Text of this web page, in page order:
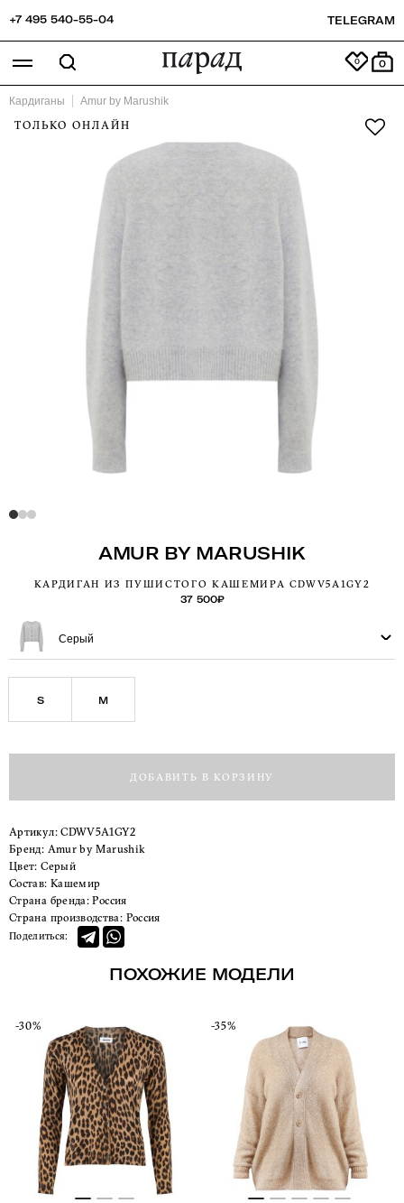
+7 495 540-55-04 TELEGRAM
0
Кардиганы Amur by Marushik
ТОЛЬКО ОНЛАЙН
AMUR BY MARUSHIK
КАРДИГАН ИЗ ПУШИСТОГО КАШЕМИРА CDWV5A1GY2
37 500₽
Серый
S M
ДОБАВИТЬ В КОРЗИНУ
Артикул:CDWV5A1GY2
Бренд:
Amur by Marushik
Цвет:
Серый
Состав: Кашемир
Страна бренда: Россия
Страна производства: Россия
Поделиться:
ПОХОЖИЕ МОДЕЛИ
-30% -35%